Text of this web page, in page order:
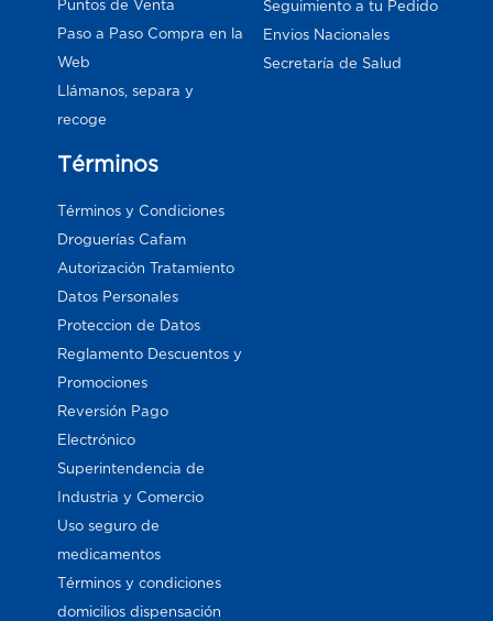
Puntos de Venta
Paso a Paso Compra en la
Web
Llámanos, separa y
recoge
Seguimiento a tu Pedido
Envios Nacionales
Secretaría de Salud
Términos
Términos y Condiciones
Droguerías Cafam
Autorización Tratamiento
Datos Personales
Proteccion de Datos
Reglamento Descuentos y
Promociones
Reversión Pago
Electrónico
Superintendencia de
Industria y Comercio
Uso seguro de
medicamentos
Términos y condiciones
domicilios dispensación